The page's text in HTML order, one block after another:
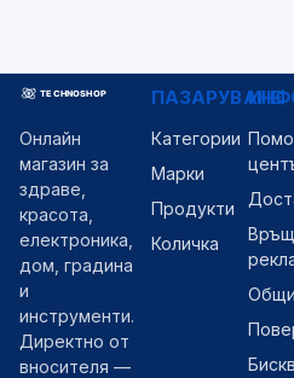
Онлайн
магазин за
здраве,
красота,
електроника,
дом, градина
и
инструменти.
Директно от
вносителя —
ПАЗАРУВАНЕ
Категории
Марки
Продукти
Количка